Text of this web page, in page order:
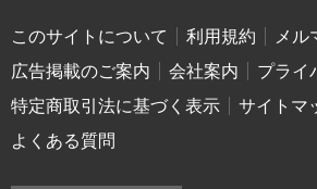
このサイトについて 利用規約
メル
広告掲載のご案内
会社案内
プライ
特定商取引法に基づく表示
サイトマ
よくある質問